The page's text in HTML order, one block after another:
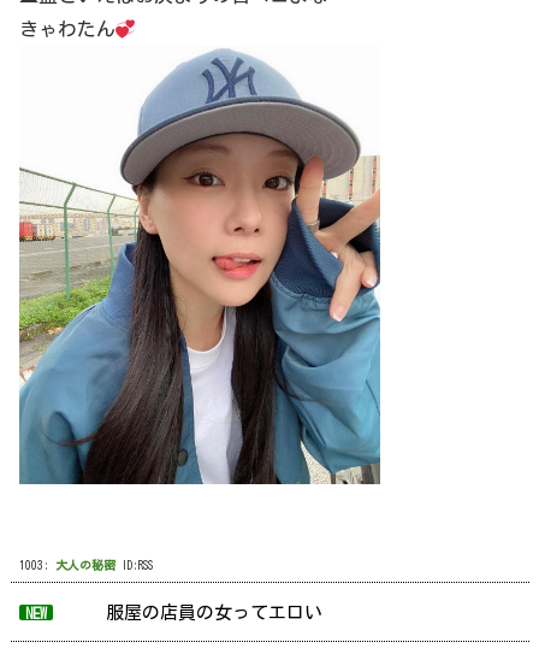
きゃわたん
1003: 大人の秘密 ID:RSS
NEW 服屋の店員の女ってエロい